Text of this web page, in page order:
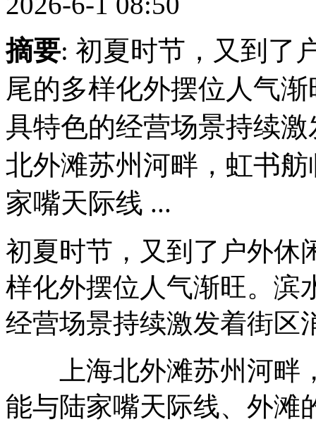
摘要: 初夏时节，又到了
尾的多样化外摆位人气
具特色的经营场景持
北外滩苏州河畔，虹书
家嘴天际线 ...
初夏时节，又到了户外休
样化外摆位人气渐旺。滨
经营场景持续激发着街区
上海北外滩苏州河畔
能与陆家嘴天际线、外滩